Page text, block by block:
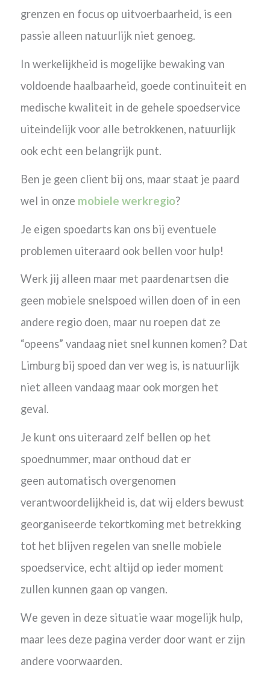
grenzen en focus op uitvoerbaarheid, is een
passie alleen natuurlijk niet genoeg.
In werkelijkheid is mogelijke bewaking van
voldoende haalbaarheid, goede continuiteit en
medische kwaliteit in de gehele spoedservice
uiteindelijk voor alle betrokkenen, natuurlijk
ook echt een belangrijk punt.
Ben je geen client bij ons, maar staat je paard
wel in onze mobiele werkregio?
Je eigen spoedarts kan ons bij eventuele
problemen uiteraard ook bellen voor hulp!
Werk jij alleen maar met paardenartsen die
geen mobiele snelspoed willen doen of in een
andere regio doen, maar nu roepen dat ze
“opeens” vandaag niet snel kunnen komen? Dat
Limburg bij spoed dan ver weg is, is natuurlijk
niet alleen vandaag maar ook morgen het
geval.
Je kunt ons uiteraard zelf bellen op het
spoednummer, maar onthoud dat er
geen automatisch overgenomen
verantwoordelijkheid is, dat wij elders bewust
georganiseerde tekortkoming met betrekking
tot het blijven regelen van snelle mobiele
spoedservice, echt altijd op ieder moment
zullen kunnen gaan op vangen.
We geven in deze situatie waar mogelijk hulp,
maar lees deze pagina verder door want er zijn
andere voorwaarden.